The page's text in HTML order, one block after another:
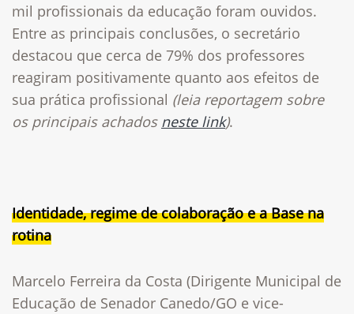
mil profissionais da educação foram ouvidos.
Entre as principais conclusões, o secretário
destacou que cerca de 79% dos professores
reagiram positivamente quanto aos efeitos de
sua prática profissional (leia reportagem sobre
os principais achados neste link).
Identidade, regime de colaboração e a Base na
rotina
Marcelo Ferreira da Costa (Dirigente Municipal de
Educação de Senador Canedo/GO e vice-